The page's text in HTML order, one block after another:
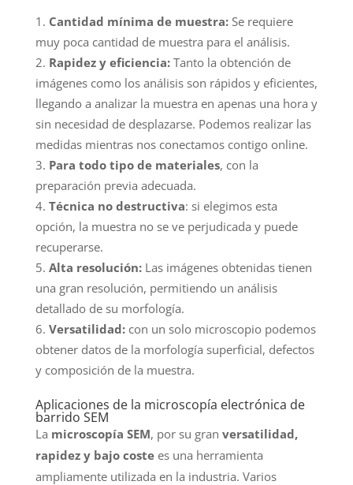
Cantidad mínima de muestra:Se requiere
muy poca cantidad de muestra para el análisis.
Rapidez y eficiencia:Tanto la obtención de
imágenes como los análisis son rápidos y eficientes,
llegando a analizar la muestra en apenas una hora y
sin necesidad de desplazarse. Podemos realizar las
medidas mientras nos conectamos contigo online.
Para todo tipo de materiales, con la
preparación previa adecuada.
Técnica no destructiva: si elegimos esta
opción, la muestra no se ve perjudicada y puede
recuperarse.
Alta resolución:Las imágenes obtenidas tienen
una gran resolución, permitiendo un análisis
detallado de su morfología.
Versatilidad:con un solo microscopio podemos
obtener datos de la morfología superficial, defectos
y composición de la muestra.
Aplicaciones de la microscopía electrónica de
barrido SEM
La microscopía SEM, por su gran versatilidad,
rapidez y bajo coste es una herramienta
ampliamente utilizada en la industria. Varios